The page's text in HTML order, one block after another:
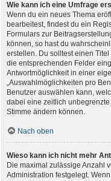
Wie kann ich eine Umfrage
Wenn du ein neues Thema
bearbeitest, findest du ein
Formulars zur
können, so hast du
erstellen. Du solltest einen
die entsprechenden Felder
Antwortmöglichkeit in einer
„Auswahlmöglichkeiten pro
Benutzer auswählen kann,
dabei eine zeitlich
Stimme ändern können.
Nach oben
Wieso kann ich nicht mehr
Die maximal zulässige Anzahl
Administration festgelegt.